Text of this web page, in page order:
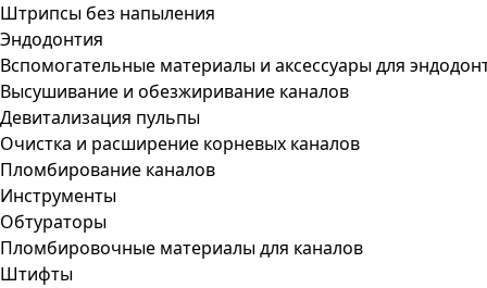
Штрипсы без напыления
Эндодонтия
Вспомогательные материалы и аксессуары для
Высушивание и обезжиривание каналов
Девитализация пульпы
Очистка и расширение корневых каналов
Пломбирование каналов
Инструменты
Обтураторы
Пломбировочные материалы для каналов
Штифты